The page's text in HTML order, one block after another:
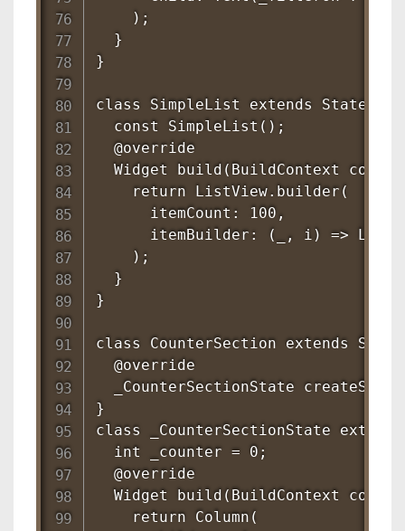
    );
  }
}
class SimpleList extends
  const SimpleList();
  @override
Widget build(BuildContext
    return ListView.builder(
      itemCount: 100,
itemBuilder: (_, i) =>
    );
  }
}
class CounterSection extends
  @override
_CounterSectionState
}
class _CounterSectionState
  int _counter = 0;
  @override
Widget build(BuildContext
    return Column(